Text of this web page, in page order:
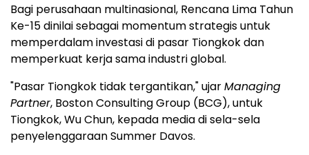
Bagi perusahaan multinasional, Rencana Lima Tahun
Ke-15 dinilai sebagai momentum strategis untuk
memperdalam investasi di pasar Tiongkok dan
memperkuat kerja sama industri global.
"Pasar Tiongkok tidak tergantikan," ujarManaging
Partner, Boston Consulting Group (BCG), untuk
Tiongkok, Wu Chun, kepada media di sela-sela
penyelenggaraan Summer Davos.